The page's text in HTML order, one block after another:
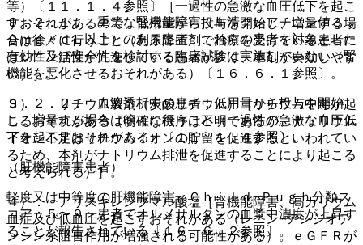
等）〔１１．１．４参照〕［一過性の急激な血圧低下を起こ
すおそれがあるので、低用量から投与を開始し、増量する場
合は徐々に行うこと（利尿降圧剤で治療を受けている患者に
はレニン活性が亢進している患者が多く、本剤が奏効しやす
い）］。
３）． リチウム製剤（炭酸リチウム）［リチウム中毒が起
こるおそれがある（明確な機序は不明であるが、ナトリウム
イオン不足はリチウムイオンの貯留を促進するといわれてい
るため、本剤がナトリウム排泄を促進することにより起こる
と考えられる）］。
４）． アリスキレンフマル酸塩［腎機能障害、高カリウム
血症及び低血圧を起こすおそれがある（レニン−アンジオテ
ンシン系阻害作用が増強される可能性がある）。ｅＧＦＲが
９．２．１． 重篤な腎機能障害（血清クレアチニン値３．
０ｍｇ／ｄＬ以上）のある患者：これらの患者を対象とした
有効性及び安全性を検討する臨床試験は実施していない（腎
機能を悪化させるおそれがある）〔１６．６．１参照〕。
９．２．２． 血液透析中の患者：低用量から投与を開始
し、増量する場合は徐々に行うこと（一過性の急激な血圧低
下を起こすおそれがある）〔１１．１．４参照〕。
（肝機能障害患者）
軽度又は中等度の肝機能障害＜Ｃｈｉｌｄ−Ｐｕｇｈ分類ス
コア：５〜９＞患者でオルメサルタンの血漿中濃度が上昇す
ることが報告されている〔１６．６．２参照〕。